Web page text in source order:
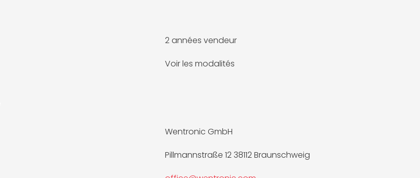
2 années vendeur
Voir les modalités
Wentronic GmbH
Pillmannstraße 12 38112 Braunschweig